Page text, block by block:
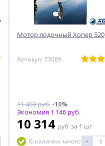
Мотор лодочный Хопер 520
Артикул: 73089
11 460 руб.-10%
Экономия 1 146 руб.
10 314 руб. за 1 шт
В наличии много
-